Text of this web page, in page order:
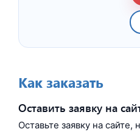
Как заказать
Оставить заявку на
Оставьте заявку на